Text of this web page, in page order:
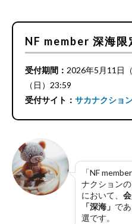
NF member 深海限
受付期間： 2026年5月11日
（日）23:59
受付サイト： サカナクショ
「NF
ナクション
において、
「深海」 で
選です。